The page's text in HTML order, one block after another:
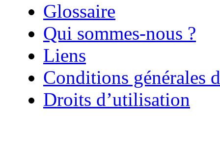
Glossaire
Qui sommes-nous ?
Liens
Conditions générales
Droits d’utilisation